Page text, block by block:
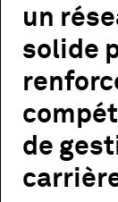
un
solide
de